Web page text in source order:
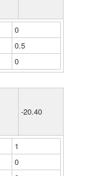
0
0.5
0
-20.40
1
0